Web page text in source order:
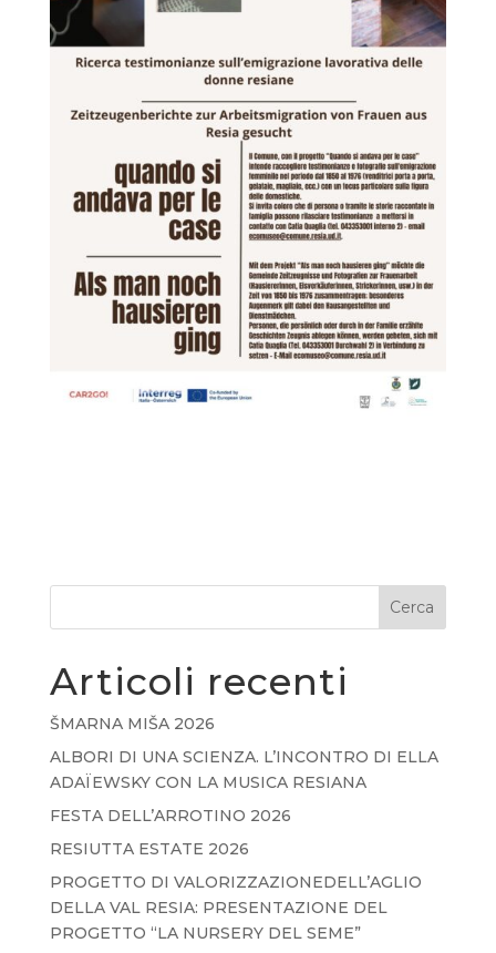
Cerca
Articoli recenti
ŠMARNA MIŠA 2026
ALBORI DI UNA SCIENZA. L’INCONTRO DI ELLA
ADAÏEWSKY CON LA MUSICA RESIANA
FESTA DELL’ARROTINO 2026
RESIUTTA ESTATE 2026
PROGETTO DI VALORIZZAZIONEDELL’AGLIO
DELLA VAL RESIA: PRESENTAZIONE DEL
PROGETTO “LA NURSERY DEL SEME”